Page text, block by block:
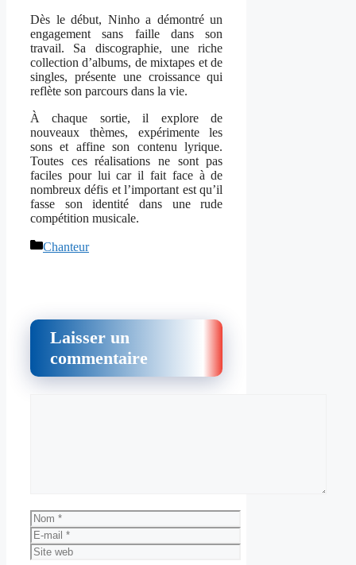
Dès le début, Ninho a démontré un
engagement sans faille dans son
travail. Sa discographie, une riche
collection d’albums, de mixtapes et de
singles, présente une croissance qui
reflète son parcours dans la vie.
À chaque sortie, il explore de
nouveaux thèmes, expérimente les
sons et affine son contenu lyrique.
Toutes ces réalisations ne sont pas
faciles pour lui car il fait face à de
nombreux défis et l’important est qu’il
fasse son identité dans une rude
compétition musicale.
Catégories
Chanteur
Laisser un
commentaire
Nom
E-
mail
Site